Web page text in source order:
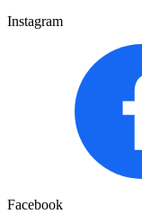
Instagram
Facebook